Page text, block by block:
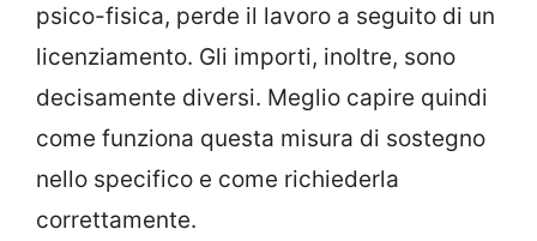
psico-fisica, perde il lavoro a seguito di un
licenziamento. Gli importi, inoltre, sono
decisamente diversi. Meglio capire quindi
come funziona questa misura di sostegno
nello specifico e come richiederla
correttamente.